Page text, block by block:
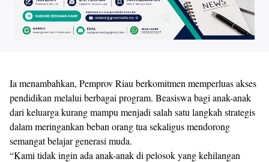
Ia menambahkan, Pemprov Riau berkomitmen memperluas akses
pendidikan melalui berbagai program. Beasiswa bagi anak-anak
dari keluarga kurang mampu menjadi salah satu langkah strategis
dalam meringankan beban orang tua sekaligus mendorong
semangat belajar generasi muda.
“Kami tidak ingin ada anak-anak di pelosok yang kehilangan